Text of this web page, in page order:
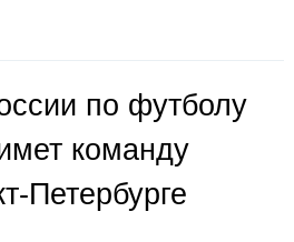
по футболу
команду
Петербурге